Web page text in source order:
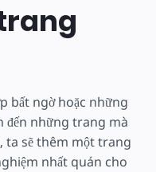
bất ngờ hoặc những
đến những trang mà
ta sẽ thêm một trang
nhất quán cho